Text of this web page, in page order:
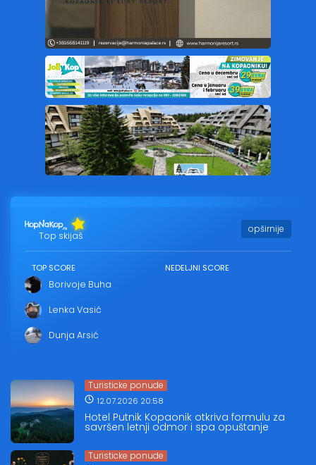
Top skijaš
opširnije
TOP SCORE
Borivoje Buha
Lenka Vasić
Dunja Arsić
NEDELJNI SCORE
Turisticke ponude
12.07.2026 20:58
Hotel Putnik Kopaonik otkriva formulu za
savršen letnji odmor i spa opuštanje
Turisticke ponude